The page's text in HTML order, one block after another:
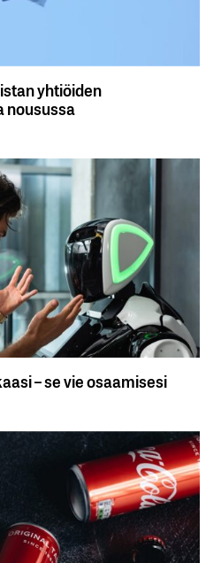
yhtiöiden
nousussa
– se vie osaamisesi